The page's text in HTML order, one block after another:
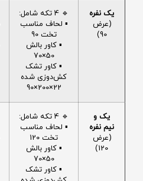
یک نفره
(عرض
90)
🔹 4 تکه شامل:
▪️ لحاف مناسب
تخت 90
▪️ کاور بالش
50×70
▪️ کاور تشک
کش‌دوزی شده
22×200×90
یک و
نیم نفره
(عرض
120)
🔹 4 تکه شامل:
▪️ لحاف مناسب
تخت 120
▪️ کاور بالش
50×70
▪️ کاور تشک